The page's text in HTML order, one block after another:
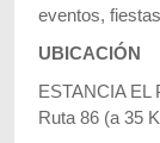
eventos,
UBICACIÓN
ESTANCIA EL
Ruta 86 (a 35